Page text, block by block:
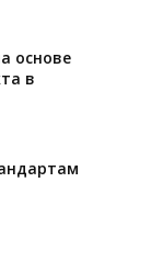
основе
в